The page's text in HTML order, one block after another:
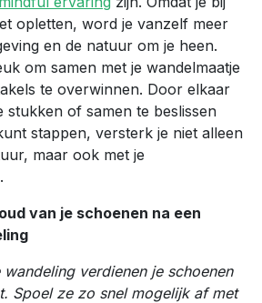
opletten, word je vanzelf meer
en de natuur om je heen.
om samen met je wandelmaatje
te overwinnen. Door elkaar
stukken of samen te beslissen
stappen, versterk je niet alleen
maar ook met je
van je schoenen na een
verdienen je schoenen
Spoel ze zo snel mogelijk af met